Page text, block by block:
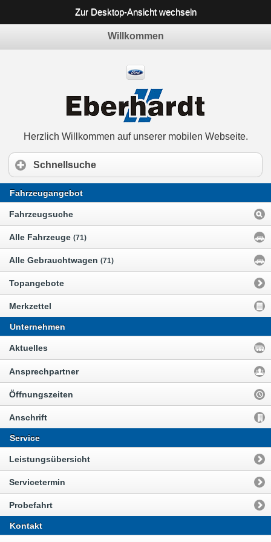
Zur Desktop-Ansicht wechseln
Willkommen
Herzlich Willkommen auf unserer mobilen Webseite.
Schnellsuche
Fahrzeugangebot
Fahrzeugsuche
Alle Fahrzeuge (71)
Alle Gebrauchtwagen (71)
Topangebote
Merkzettel
Unternehmen
Aktuelles
Ansprechpartner
Öffnungszeiten
Anschrift
Service
Leistungsübersicht
Servicetermin
Probefahrt
Kontakt